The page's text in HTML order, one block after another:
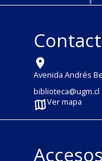
Avenida Andrés
biblioteca@ugm.cl
Ver mapa
Accesos